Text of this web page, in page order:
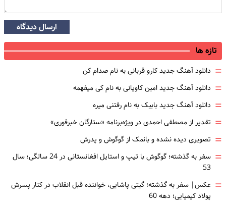
ارسال دیدگاه
تازه ها
= دانلود آهنگ جدید کارو قربانی به نام صدام کن
= دانلود آهنگ جدید امین کاویانی به نام کی میفهمه
= دانلود آهنگ جدید بابیک به نام رفتنی میره
= تقدیر از مصطفی احمدی در ویژه‌برنامه «ستارگان خبرفوری»
= تصویری دیده نشده و بانمک از گوگوش و پدرش
=
سفر به گذشته؛ گوگوش با تیپ و استایل افغانستانی در 24 سالگی؛ سال
53
= عکس| سفر به گذشته؛ گیتی پاشایی، خواننده قبل انقلاب در کنار پسرش
پولاد کیمیایی؛ دهه 60